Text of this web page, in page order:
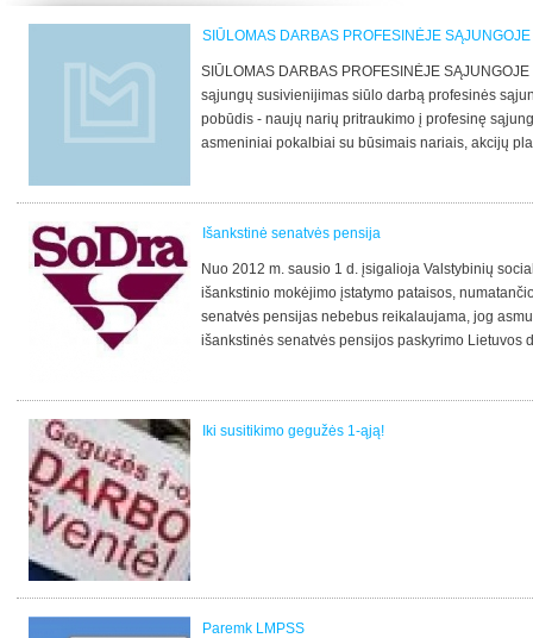
SIŪLOMAS DARBAS PROFESINĖJE SĄJUNGOJE
SIŪLOMAS DARBAS PROFESINĖJE
sąjungų susivienijimas siūlo darbą profesinės
pobūdis - naujų narių pritraukimo į profesinę
asmeniniai pokalbiai su būsimais nariais, akcijų
Išankstinė senatvės pensija
Nuo 2012 m. sausio 1 d. įsigalioja Valstybinių
išankstinio mokėjimo įstatymo pataisos,
senatvės pensijas nebebus reikalaujama, jog
išankstinės senatvės pensijos paskyrimo Lietuvos
Iki susitikimo gegužės 1-ąją!
Paremk LMPSS